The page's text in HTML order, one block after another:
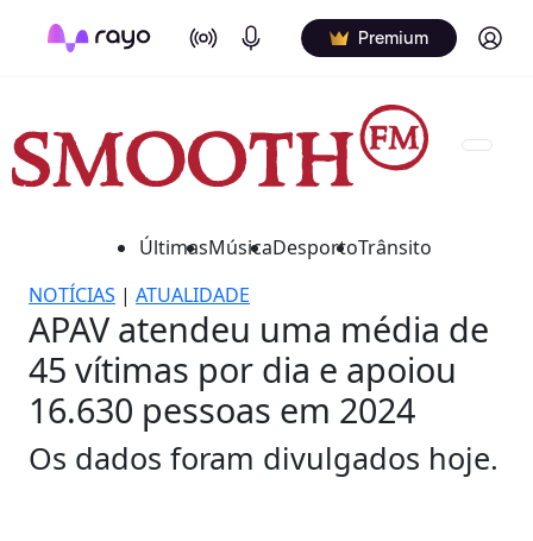
On Air Podcasts Premium Log in
ÚltimasMúsicaDesportoTrânsito
NOTÍCIAS | ATUALIDADE
APAV atendeu uma média de
45 vítimas por dia e apoiou
16.630 pessoas em 2024
Os dados foram divulgados hoje.